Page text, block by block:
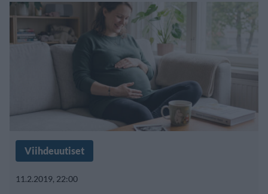
Viihdeuutiset
11.2.2019, 22:00